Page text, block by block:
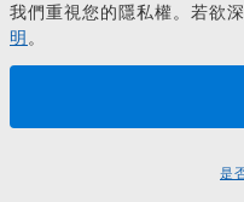
我們重視您的隱私權。若欲
明。
是